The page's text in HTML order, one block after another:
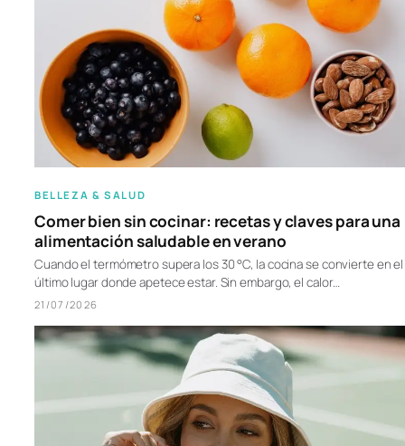
BELLEZA & SALUD
Comer bien sin cocinar: recetas y claves para una
alimentación saludable en verano
Cuando el termómetro supera los 30 °C, la cocina se convierte en el
último lugar donde apetece estar. Sin embargo, el calor…
21/07/2026